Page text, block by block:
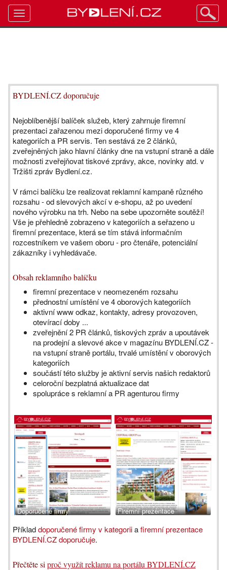
BYDLENÍ.CZ doporučuje
Nejoblíbenější balíček služeb, který zahrnuje firemní
prezentaci zařazenou mezi doporučené firmy ve 4
kategoriích a PR servis. Ten sestává ze 2 článků,
zveřejněných jako hlavní články dne na vstupní straně a dále
možnosti zveřejňovat tiskové zprávy, akce, novinky atd. v
Tržišti zpráv Bydlení.cz.
V rámci balíčku lze realizovat reklamní kampaně různého
rozsahu - od slevových akcí v e-shopu, až po uvedení
nového výrobku na trh. Nebo na sebe upozorněte soutěží!
Vše je přehledně zobrazeno v kategoriích a seřazeno u
firemní prezentace, která se tím stává informačním
rozcestníkem ve vašem oboru - pro čtenáře, potenciální
zákazníky i vyhledávače.
Obsah reklamního balíčku
firemní prezentace v neomezeném rozsahu
přednostní umístění ve 4 oborových kategoriích
aktivní www odkaz, kontakty, adresy provozoven,
otevírací doby ...
zveřejnění 2 PR článků, tiskových zpráv a upoutávek
na prodejní a slevové akce v magazínu BYDLENÍ.CZ -
na vstupní straně portálu, trvalé umístění v oborových
kategoriích
součástí této služby je aktivní servis našich redaktorů
celoroční bezplatná aktualizace dat
spolupráce s reklamní a PR agenturou firmy
Doporučené firmy Firemní prezentace
Příkladdoporučené firmy v kategoriiafiremní prezentace
BYDLENÍ.CZ doporučuje.
Přečtěte si proč využít reklamu na portálu BYDLENÍ.CZ
Toggle
navigation